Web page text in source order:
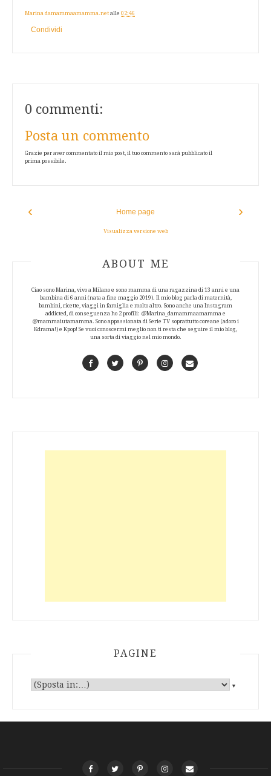
Marina damammaamamma.net alle 02:46
Condividi
0 commenti:
Posta un commento
Grazie per aver commentato il mio post, il tuo commento sarà pubblicato il
prima possibile.
‹ ›
Home page
Visualizza versione web
ABOUT AUTHOR
ABOUT ME
Ciao sono Marina, vivo a Milano e sono mamma di una ragazzina di 13 anni e una
bambina di 6 anni (nata a fine maggio 2019). Il mio blog parla di maternità,
bambini, ricette, viaggi in famiglia e molto altro. Sono anche una Instagram
addicted, di conseguenza ho 2 profili: @Marina_damammaamamma e
@mammaiutamamma. Sono appassionata di Serie TV soprattutto coreane (adoro i
Kdrama!) e Kpop! Se vuoi conoscermi meglio non ti resta che seguire il mio blog,
una sorta di viaggio nel mio mondo.
FacebookTwitterPinterestInstagramContact
PAGINE
▼